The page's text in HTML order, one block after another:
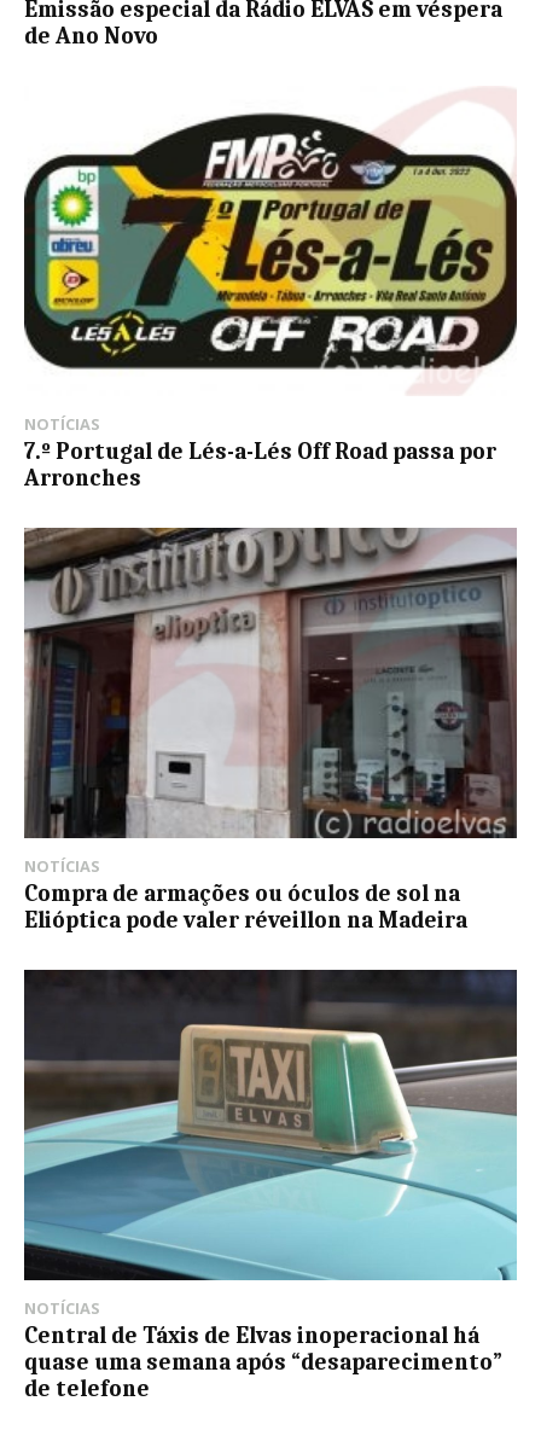
Emissão especial da Rádio ELVAS em véspera
de Ano Novo
NOTÍCIAS
7.º Portugal de Lés-a-Lés Off Road passa por
Arronches
NOTÍCIAS
Compra de armações ou óculos de sol na
Elióptica pode valer réveillon na Madeira
NOTÍCIAS
Central de Táxis de Elvas inoperacional há
quase uma semana após “desaparecimento”
de telefone